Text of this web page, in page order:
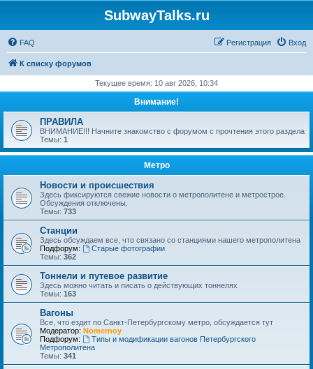
SubwayTalks.ru
FAQ Вход
Регистрация
К списку форумов
Текущее время: 10 авг 2026, 10:34
Внимание!
ПРАВИЛА
ВНИМАНИЕ!!! Начните знакомство с форумом с прочтения этого раздела
Темы: 1
Метро
Новости и происшествия
Здесь фиксируются свежие новости о метрополитене и метрострое.
Обсуждения отключены.
Темы: 733
Станции
Здесь обсуждаем все, что связано со станциями нашего метрополитена
Подфорум:
Старые фотографии
Темы: 362
Тоннели и путевое развитие
Здесь можно читать и писать о действующих тоннелях
Темы: 163
Вагоны
Все, что ездит по Санкт-Петербургскому метро, обсуждается тут
Модератор: Nomernoy
Подфорум:
Типы и модификации вагонов Петербургского
Метрополитена
Темы: 341